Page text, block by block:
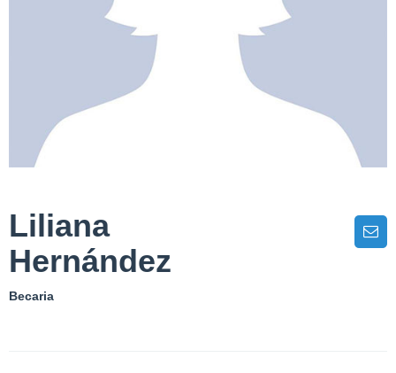
Liliana
Hernández
Becaria